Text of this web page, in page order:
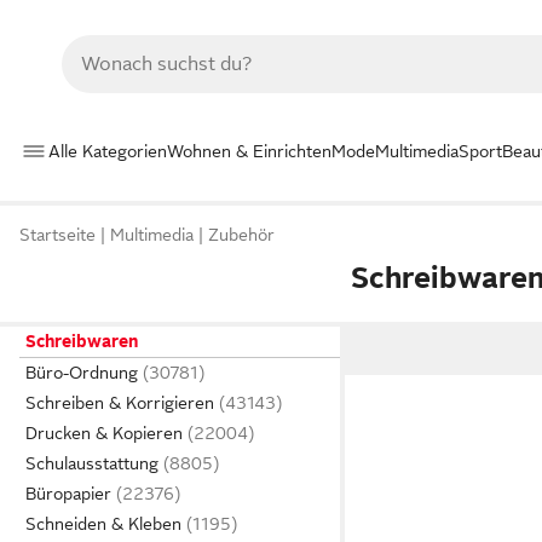
Alle KategorienWohnen & EinrichtenModeMultimediaSport
Startseite Multimedia Zubehör
Schreibwaren
Schreibwaren
Büro-Ordnung
Schreiben & Korrigieren
Drucken & Kopieren
Schulausstattung
Büropapier
Schneiden & Kleben